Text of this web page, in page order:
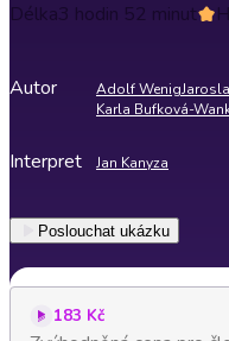
Délka3 hodin 52 minut
Autor Adolf Wenig
Karla Bufková-
Interpret Jan Kanyza
Poslouchat ukázku
183 Kč